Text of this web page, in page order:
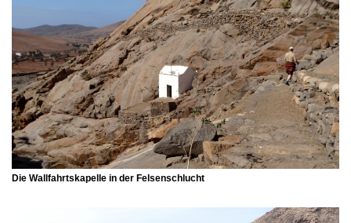
Die Wallfahrtskapelle in der Felsenschlucht